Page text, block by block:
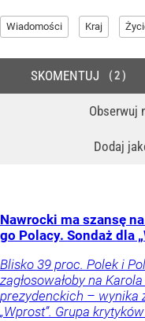
Wiadomości Kraj
Obserwuj
Dodaj
SKOMENTUJ 2
Nawrocki ma szansę
go Polacy. Sondaż dla
Blisko 39 proc. Polek i
zagłosowałoby na
prezydenckich – wynika
„Wprost”. Grupa